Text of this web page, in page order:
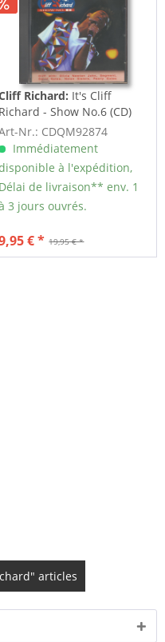
Richard: It's Cliff
Richard - Show No.6 (CD)
Nr.: CDQM92874
Immédiatement
à l'expédition,
Délai de livraison** env. 1
3 jours ouvrés.
19,95 € *
€ *
articles